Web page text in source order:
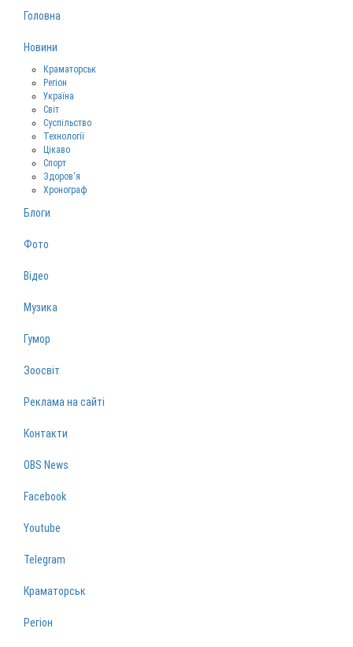
Головна
Новини
Краматорськ
Регіон
Україна
Світ
Суспільство
Технології
Цікаво
Спорт
Здоров‘я
Хронограф
Блоги
Фото
Відео
Музика
Гумор
Зоосвіт
Реклама на сайті
Контакти
OBS News
Facebook
Youtube
Telegram
Краматорськ
Регіон